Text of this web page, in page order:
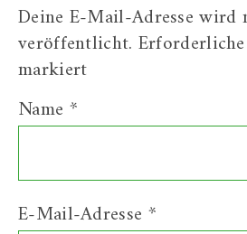
Deine E-Mail-Adresse wird
veröffentlicht.
markiert
Name *
E-Mail-Adresse *